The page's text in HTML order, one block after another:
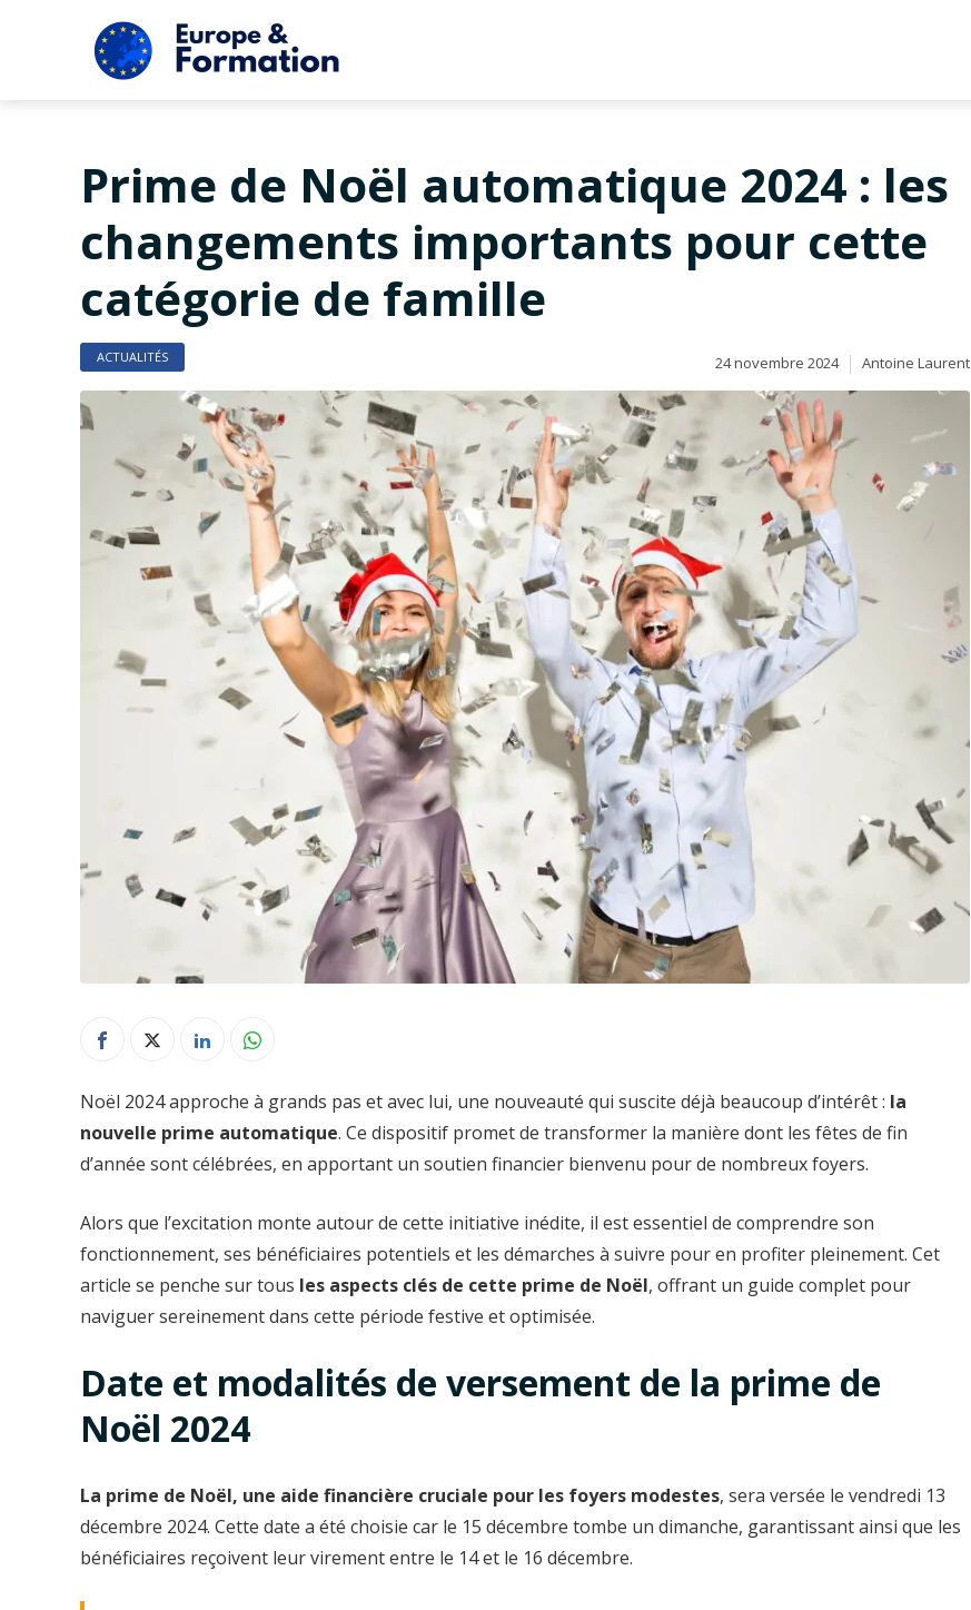
Prime de Noël automatique 2024 : les
changements importants pour cette
catégorie de famille
ACTUALITÉS 24 novembre 2024 Antoine Laurent
Noël 2024 approche à grands pas et avec lui, une nouveauté qui suscite déjà beaucoup d’intérêt : la
nouvelle prime automatique. Ce dispositif promet de transformer la manière dont les fêtes de fin
d’année sont célébrées, en apportant un soutien financier bienvenu pour de nombreux foyers.
Alors que l’excitation monte autour de cette initiative inédite, il est essentiel de comprendre son
fonctionnement, ses bénéficiaires potentiels et les démarches à suivre pour en profiter pleinement. Cet
article se penche sur tous les aspects clés de cette prime de Noël, offrant un guide complet pour
naviguer sereinement dans cette période festive et optimisée.
Date et modalités de versement de la prime de
Noël 2024
La prime de Noël, une aide financière cruciale pour les foyers modestes, sera versée le vendredi 13
décembre 2024. Cette date a été choisie car le 15 décembre tombe un dimanche, garantissant ainsi que les
bénéficiaires reçoivent leur virement entre le 14 et le 16 décembre.